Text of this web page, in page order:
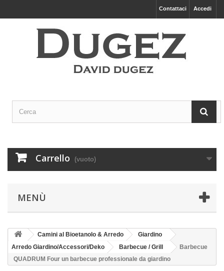
Accedi
Contattaci
Carrello (vuoto)
MENÙ
Camini al Bioetanolo & Arredo
Giardino
Arredo Giardino/Accessori/Deko
Barbecue / Grill
Barbecue
QUADRUM Four un barbecue professionale da giardino